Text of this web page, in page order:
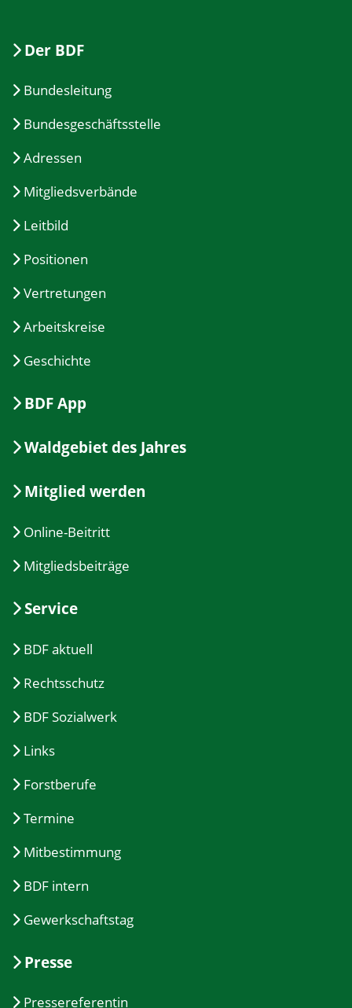
Der BDF
Bundesleitung
Bundesgeschäftsstelle
Adressen
Mitgliedsverbände
Leitbild
Positionen
Vertretungen
Arbeitskreise
Geschichte
BDF App
Waldgebiet des Jahres
Mitglied werden
Online-Beitritt
Mitgliedsbeiträge
Service
BDF aktuell
Rechtsschutz
BDF Sozialwerk
Links
Forstberufe
Termine
Mitbestimmung
BDF intern
Gewerkschaftstag
Presse
Pressereferentin